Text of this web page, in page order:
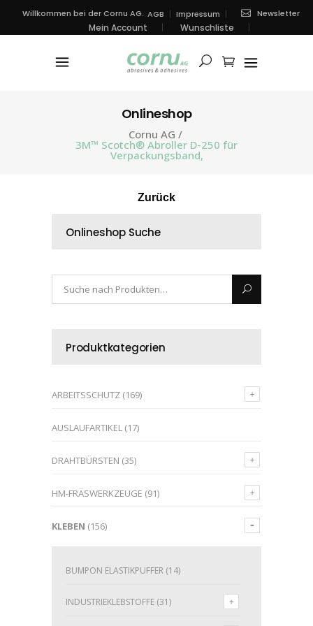
Willkommen bei der Cornu AG. AGB Impressum Newsletter
Mein Account Wunschliste
Onlineshop
Cornu AG /
3M™ Scotch® Abroller D-250 für
Verpackungsband,
Zurück
Onlineshop Suche
Produktkategorien
ARBEITSSCHUTZ (169)
AUSLAUFARTIKEL (17)
DRAHTBÜRSTEN (35)
HM-FRÄSWERKZEUGE (91)
KLEBEN (156)
BUMPON ELASTIKPUFFER (14)
INDUSTRIEKLEBSTOFFE (31)